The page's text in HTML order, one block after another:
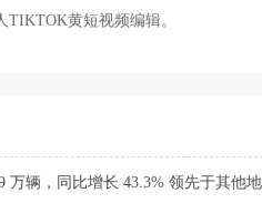
黄短视频编辑。
辆，同比增长 43.3% 领先于其他